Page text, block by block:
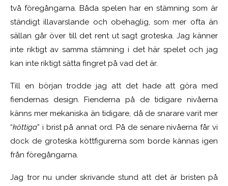
två föregångarna. Båda spelen har en stämning som är
ständigt illavarslande och obehaglig, som mer ofta än
sällan går över till det rent ut sagt groteska. Jag känner
inte riktigt av samma stämning i det här spelet och jag
kan inte riktigt sätta fingret på vad det är.
Till en början trodde jag att det hade att göra med
fiendernas design. Fienderna på de tidigare nivåerna
känns mer mekaniska än tidigare, då de snarare varit mer
“köttiga” i brist på annat ord. På de senare nivåerna får vi
dock de groteska köttfigurerna som borde kännas igen
från föregångarna.
Jag tror nu under skrivande stund att det är bristen på